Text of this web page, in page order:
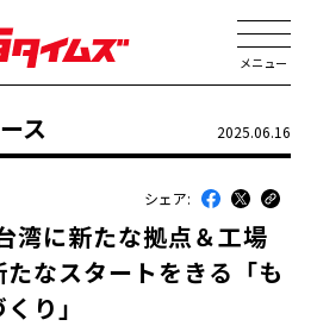
メニュー
近のトヨタ
連載
ス 2025.06.16
シェア:
湾に新たな拠点＆工場
なスタートをきる「も
り」